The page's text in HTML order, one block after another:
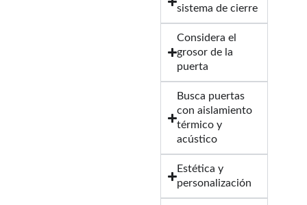
sistema de cierre
Considera el
grosor de la
puerta
Busca puertas
con aislamiento
térmico y
acústico
Estética y
personalización